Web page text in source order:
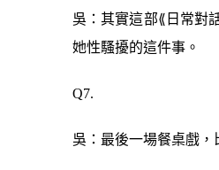
吳：其實這部⟪日常對
她性騷擾的這件事。
Q7.
吳：最後一場餐桌戲